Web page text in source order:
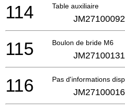
Table auxiliaire
114 JM27100092
Boulon de bride M6
115 JM27100131
Pas d'informations
116 JM27100016